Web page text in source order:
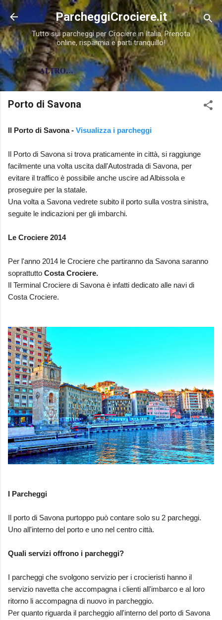
Passa ai contenuti principali
ParcheggiCrociere.it
Tutto sui parcheggi per Crociere in Italia. Prenota
online, risparmia e parti tranquillo!
ALTRO…
Porto di Savona
Il Porto di Savona - Visualizza i parcheggi
Il Porto di Savona si trova praticamente in città, si raggiunge
facilmente una volta uscita dall'Autostrada di Savona, per
evitare il traffico è possibile anche uscire ad Albissola e
proseguire per la statale.
Una volta a Savona vedrete subito il porto sulla vostra sinistra,
seguite le indicazioni per gli imbarchi.
Le Crociere 2014
Per l'anno 2014 le Crociere che partiranno da Savona saranno
soprattutto Costa Crociere.
Il Terminal Crociere di Savona è infatti dedicato alle navi di
Costa Crociere.
I Parcheggi
Il porto di Savona purtoppo può contare solo su 2 parcheggi.
Uno all'interno del porto e uno nel centro città.
Quali servizi offrono i parcheggi?
I parcheggi che svolgono servizio per i crocieristi hanno il
servizio navetta che accompagna i clienti all'imbarco e al loro
ritorno li accompagna di nuovo in parcheggio.
Per quanto riguarda il parcheggio all'interno del porto di Savona